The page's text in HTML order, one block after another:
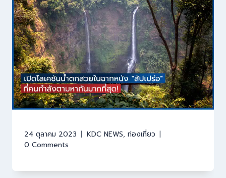
24 ตุลาคม 2023 KDC NEWS, ท่องเที่ยว
0 Comments